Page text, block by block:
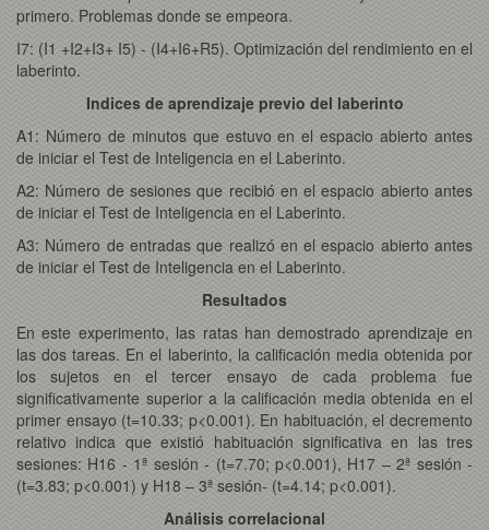
primero. Problemas donde se empeora.
I7: (I1 +I2+I3+ I5) - (I4+I6+R5). Optimización del rendimiento en el
laberinto.
Indices de aprendizaje previo del laberinto
A1: Número de minutos que estuvo en el espacio abierto antes
de iniciar el Test de Inteligencia en el Laberinto.
A2: Número de sesiones que recibió en el espacio abierto antes
de iniciar el Test de Inteligencia en el Laberinto.
A3: Número de entradas que realizó en el espacio abierto antes
de iniciar el Test de Inteligencia en el Laberinto.
Resultados
En este experimento, las ratas han demostrado aprendizaje en
las dos tareas. En el laberinto, la calificación media obtenida por
los sujetos en el tercer ensayo de cada problema fue
significativamente superior a la calificación media obtenida en el
primer ensayo (t=10.33; p<0.001). En habituación, el decremento
relativo indica que existió habituación significativa en las tres
sesiones: H16 - 1ª sesión - (t=7.70; p<0.001), H17 – 2ª sesión -
(t=3.83; p<0.001) y H18 – 3ª sesión- (t=4.14; p<0.001).
Análisis correlacional